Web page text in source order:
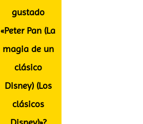
gustado
«Peter Pan (La
magia de un
clásico
Disney) (Los
clásicos